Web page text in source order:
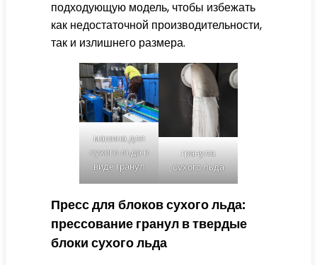
подходующую модель, чтобы избежать
как недостаточной производительности,
так и излишнего размера.
машина для
сухого льда в
виде гранул
гранула
сухого льда
Пресс для блоков сухого льда:
прессование гранул в твердые
блоки сухого льда